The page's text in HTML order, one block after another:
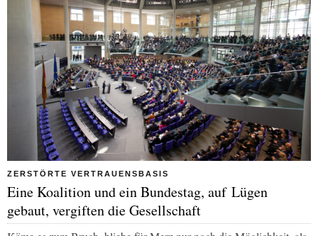
ZERSTÖRTE VERTRAUENSBASIS
Eine Koalition und ein Bundestag, auf Lügen
gebaut, vergiften die Gesellschaft